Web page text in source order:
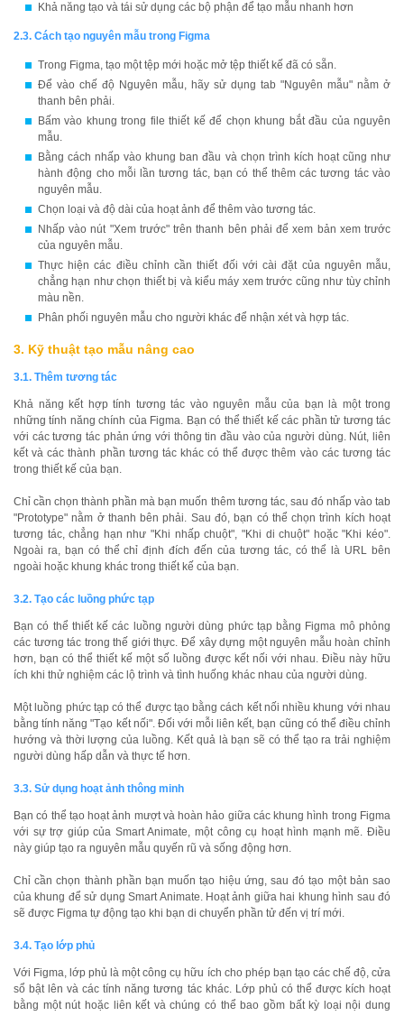
Khả năng tạo và tái sử dụng các bộ phận để tạo mẫu nhanh hơn
2.3. Cách tạo nguyên mẫu trong Figma
Trong Figma, tạo một tệp mới hoặc mở tệp thiết kế đã có sẵn.
Để vào chế độ Nguyên mẫu, hãy sử dụng tab "Nguyên mẫu" nằm ở
thanh bên phải.
Bấm vào khung trong file thiết kế để chọn khung bắt đầu của nguyên
mẫu.
Bằng cách nhấp vào khung ban đầu và chọn trình kích hoạt cũng như
hành động cho mỗi lần tương tác, bạn có thể thêm các tương tác vào
nguyên mẫu.
Chọn loại và độ dài của hoạt ảnh để thêm vào tương tác.
Nhấp vào nút "Xem trước" trên thanh bên phải để xem bản xem trước
của nguyên mẫu.
Thực hiện các điều chỉnh cần thiết đối với cài đặt của nguyên mẫu,
chẳng hạn như chọn thiết bị và kiểu máy xem trước cũng như tùy chỉnh
màu nền.
Phân phối nguyên mẫu cho người khác để nhận xét và hợp tác.
3. Kỹ thuật tạo mẫu nâng cao
3.1. Thêm tương tác
Khả năng kết hợp tính tương tác vào nguyên mẫu của bạn là một trong
những tính năng chính của Figma. Bạn có thể thiết kế các phần tử tương tác
với các tương tác phản ứng với thông tin đầu vào của người dùng. Nút, liên
kết và các thành phần tương tác khác có thể được thêm vào các tương tác
trong thiết kế của bạn.
Chỉ cần chọn thành phần mà bạn muốn thêm tương tác, sau đó nhấp vào tab
"Prototype" nằm ở thanh bên phải. Sau đó, bạn có thể chọn trình kích hoạt
tương tác, chẳng hạn như "Khi nhấp chuột", "Khi di chuột" hoặc "Khi kéo".
Ngoài ra, bạn có thể chỉ định đích đến của tương tác, có thể là URL bên
ngoài hoặc khung khác trong thiết kế của bạn.
3.2. Tạo các luồng phức tạp
Bạn có thể thiết kế các luồng người dùng phức tạp bằng Figma mô phỏng
các tương tác trong thế giới thực. Để xây dựng một nguyên mẫu hoàn chỉnh
hơn, bạn có thể thiết kế một số luồng được kết nối với nhau. Điều này hữu
ích khi thử nghiệm các lộ trình và tình huống khác nhau của người dùng.
Một luồng phức tạp có thể được tạo bằng cách kết nối nhiều khung với nhau
bằng tính năng "Tạo kết nối". Đối với mỗi liên kết, bạn cũng có thể điều chỉnh
hướng và thời lượng của luồng. Kết quả là bạn sẽ có thể tạo ra trải nghiệm
người dùng hấp dẫn và thực tế hơn.
3.3. Sử dụng hoạt ảnh thông minh
Bạn có thể tạo hoạt ảnh mượt và hoàn hảo giữa các khung hình trong Figma
với sự trợ giúp của Smart Animate, một công cụ hoạt hình mạnh mẽ. Điều
này giúp tạo ra nguyên mẫu quyến rũ và sống động hơn.
Chỉ cần chọn thành phần bạn muốn tạo hiệu ứng, sau đó tạo một bản sao
của khung để sử dụng Smart Animate. Hoạt ảnh giữa hai khung hình sau đó
sẽ được Figma tự động tạo khi bạn di chuyển phần tử đến vị trí mới.
3.4. Tạo lớp phủ
Với Figma, lớp phủ là một công cụ hữu ích cho phép bạn tạo các chế độ, cửa
sổ bật lên và các tính năng tương tác khác. Lớp phủ có thể được kích hoạt
bằng một nút hoặc liên kết và chúng có thể bao gồm bất kỳ loại nội dung